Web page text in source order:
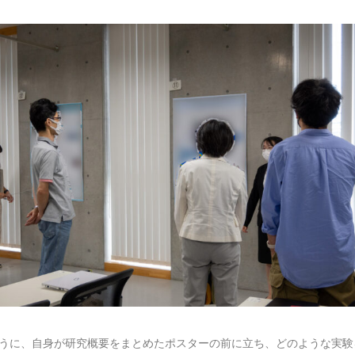
に、自身が研究概要をまとめたポスターの前に立ち、どのような実